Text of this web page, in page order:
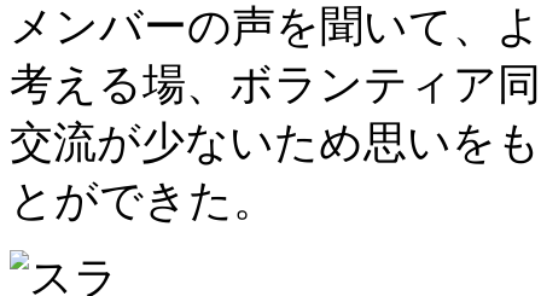
メンバーの声を聞いて、
考える場、ボランティア
交流が少ないため思いを
とができた。